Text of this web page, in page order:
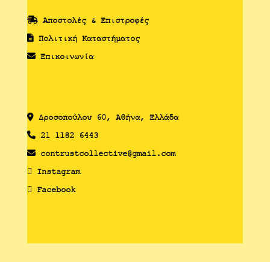
Αποστολές & Επιστροφές
Πολιτική Καταστήματος
Επικοινωνία
Δροσoπούλου 60, Αθήνα, Ελλάδα
21 1182 6443
contrustcollective@gmail.com
Instagram
Facebook